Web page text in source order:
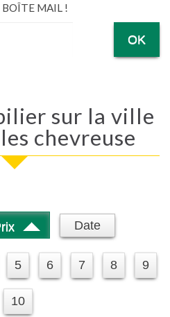
BOÎTE MAIL !
OK
chevreuse
Date
5 6 7 8 9
10